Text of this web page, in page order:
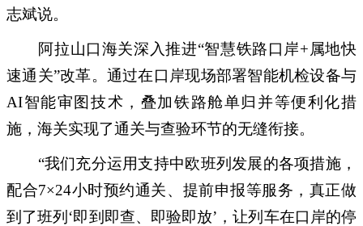
志斌说。
阿拉山口海关深入推进“智慧铁路口岸+属地快
速通关”改革。通过在口岸现场部署智能机检设备与
AI智能审图技术，叠加铁路舱单归并等便利化措
施，海关实现了通关与查验环节的无缝衔接。
“我们充分运用支持中欧班列发展的各项措施，
配合7×24小时预约通关、提前申报等服务，真正做
到了班列‘即到即查、即验即放’，让列车在口岸的停